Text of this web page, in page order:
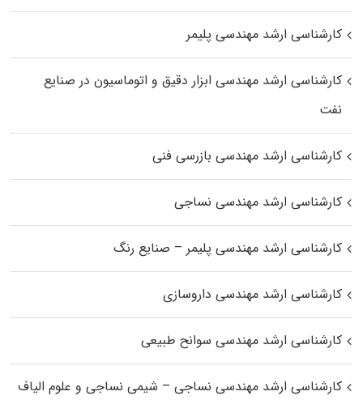
کارشناسی ارشد مهندسی پلیمر
کارشناسی ارشد مهندسی ابزار دقیق و اتوماسیون در صنایع
نفت
کارشناسی ارشد مهندسی بازرسی فنی
کارشناسی ارشد مهندسی نساجی
کارشناسی ارشد مهندسی پلیمر – صنایع رنگ
کارشناسی ارشد مهندسی داروسازی
کارشناسی ارشد مهندسی سوانح طبیعی
کارشناسی ارشد مهندسی نساجی – شیمی نساجی و علوم الیاف